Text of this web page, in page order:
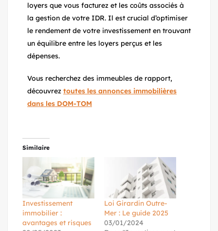
loyers que vous facturez et les coûts associés à
la gestion de votre IDR. Il est crucial d’optimiser
le rendement de votre investissement en trouvant
un équilibre entre les loyers perçus et les
dépenses.
Vous recherchez des immeubles de rapport,
découvrez toutes les annonces immobilières
dans les DOM-TOM
Similaire
Investissement
immobilier :
avantages et risques
Loi Girardin Outre-
Mer : Le guide 2025
03/01/2024